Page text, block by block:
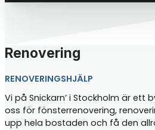
Renovering
RENOVERINGSHJÄLP
Vi på Snickarn’ i Stockholm är
oss för fönsterrenovering,
upp hela bostaden och få den